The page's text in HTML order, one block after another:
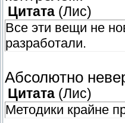
Цитата (Лис)
Все эти вещи не
разработали.
Абсолютно
Цитата (Лис)
Методики крайне